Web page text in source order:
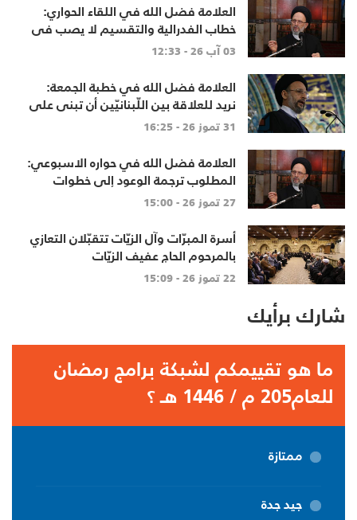
العلامة فضل الله في اللقاء الحواري:
خطاب الفدرالية والتقسيم لا يصب في
مصلحة أحد
03 آب 26 - 12:33
العلامة فضل الله في خطبة الجمعة:
نريد للعلاقة بين اللّبنانيّين أن تبنى على
الاحترام المتبادل، والانتماء الوطنيّ
الجامع
31 تموز 26 - 16:25
العلامة فضل الله في حواره الاسبوعي:
المطلوب ترجمة الوعود إلى خطوات
تنهي الاحتلال وتعيد الأهالي وتطلق
الاعمار
27 تموز 26 - 15:00
أسرة المبرّات وآل الزيّات تتقبّلان التعازي
بالمرحوم الحاج عفيف الزيّات
22 تموز 26 - 15:09
شارك برأيك
ما هو تقييمكم لشبكة برامج رمضان
للعام205 م / 1446 هـ ؟
ممتازة
جيد جدة